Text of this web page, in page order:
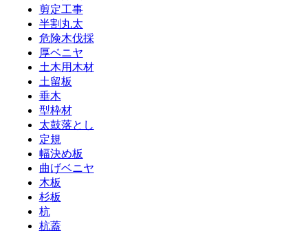
剪定工事
半割丸太
危険木伐採
厚ベニヤ
土木用木材
土留板
垂木
型枠材
太鼓落とし
定規
幅決め板
曲げベニヤ
木板
杉板
杭
杭蓋